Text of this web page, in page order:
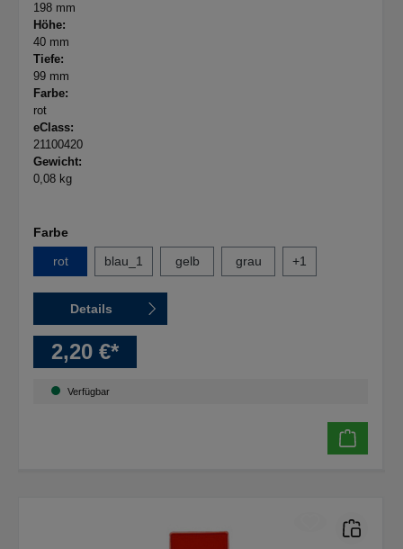
198 mm
Höhe:
40 mm
Tiefe:
99 mm
Farbe:
rot
eClass:
21100420
Gewicht:
0,08 kg
Farbe
rot
blau_1 gelb grau +1
Details
2,20 €*
Verfügbar